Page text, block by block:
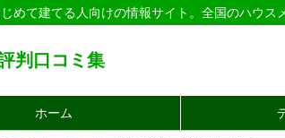
めて建てる人向けの情報サイト。全国のハウス
判口コミ集
ホーム